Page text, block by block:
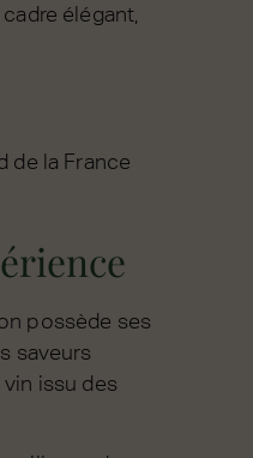
élégant,
de la France
possède ses
saveurs
issu des